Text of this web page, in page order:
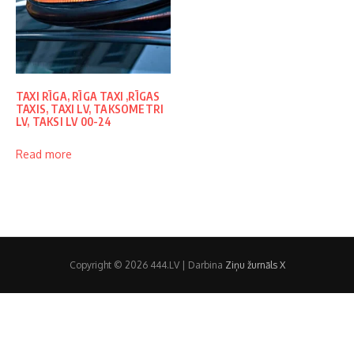
TAXI RĪGA, RĪGA TAXI ,RĪGAS
TAXIS, TAXI LV, TAKSOMETRI
LV, TAKSI LV 00-24
Read more
Copyright © 2026 444.LV | Darbina Ziņu žurnāls X